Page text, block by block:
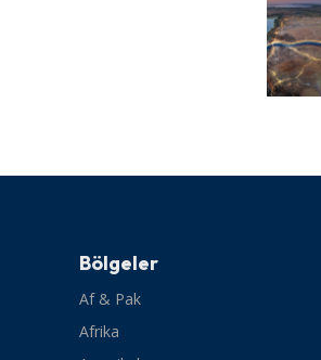
Bölgeler
Af & Pak
Afrika